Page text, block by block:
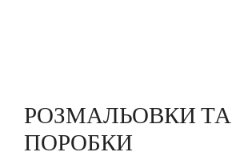
РОЗМАЛЬОВКИ ТА
ПОРОБКИ